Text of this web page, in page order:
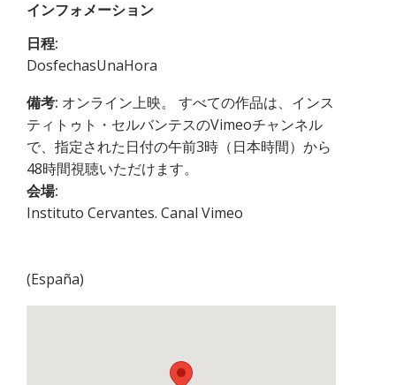
インフォメーション
日程:
DosfechasUnaHora
備考: オンライン上映。 すべての作品は、インス
ティトゥト・セルバンテスのVimeoチャンネル
で、指定された日付の午前3時（日本時間）から
48時間視聴いただけます。
会場:
Instituto Cervantes. Canal Vimeo
(España)